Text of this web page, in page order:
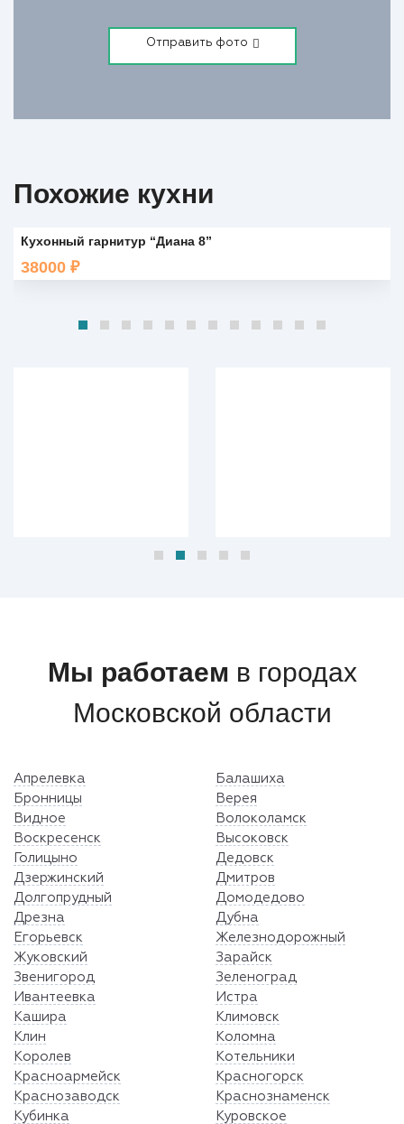
Отправить фото
Похожие кухни
Кухонный гарнитур “Диана 8”
38000 ₽
Мы работаем в городах
Московской области
Апрелевка
Балашиха
Бронницы
Верея
Видное
Волоколамск
Воскресенск
Высоковск
Голицыно
Дедовск
Дзержинский
Дмитров
Долгопрудный
Домодедово
Дрезна
Дубна
Егорьевск
Железнодорожный
Жуковский
Зарайск
Звенигород
Зеленоград
Ивантеевка
Истра
Кашира
Климовск
Клин
Коломна
Королев
Котельники
Красноармейск
Красногорск
Краснозаводск
Краснознаменск
Кубинка
Куровское